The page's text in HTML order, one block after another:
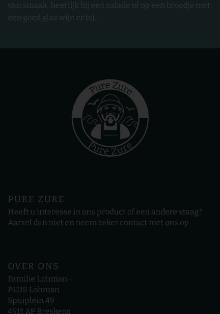
van smaak, heerlijk bij een salade of op een broodje met
een goed glas wijn er bij.
PURE ZURE
Heeft u interesse in ons product of een andere vraag?
Aarzel dan niet en neem zeker contact met ons op
OVER ONS
Familie Lohman |
PLUS Lohman
Spuiplein 49
4511 AP Breskens